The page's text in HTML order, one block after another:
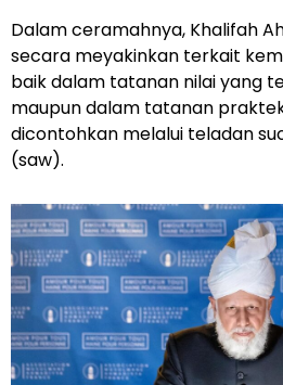
Dalam ceramahnya, Khalifah
secara meyakinkan terkait
baik dalam tatanan nilai yang
maupun dalam tatanan
dicontohkan melalui teladan
(saw).